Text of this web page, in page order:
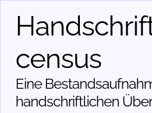
census
Eine
handschriftlichen